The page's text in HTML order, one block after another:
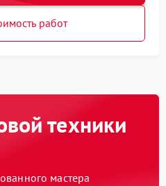
работ
техники
мастера